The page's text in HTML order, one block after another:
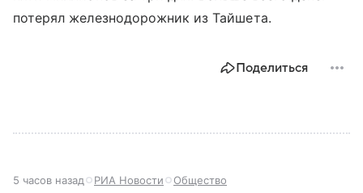
потерял железнодорожник из Тайшета.
Поделиться
5 часов назад РИА Новости Общество